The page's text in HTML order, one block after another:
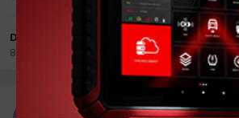
Da nicola0078
8 Agosto 2019
Trasmissione
nicola0078